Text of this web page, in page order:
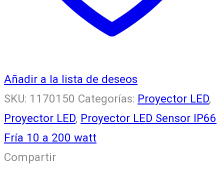
Añadir a la lista de deseos
SKU: 1170150 Categorías: Proyector LED,
Proyector LED, Proyector LED Sensor IP66
Fría 10 a 200 watt
Compartir